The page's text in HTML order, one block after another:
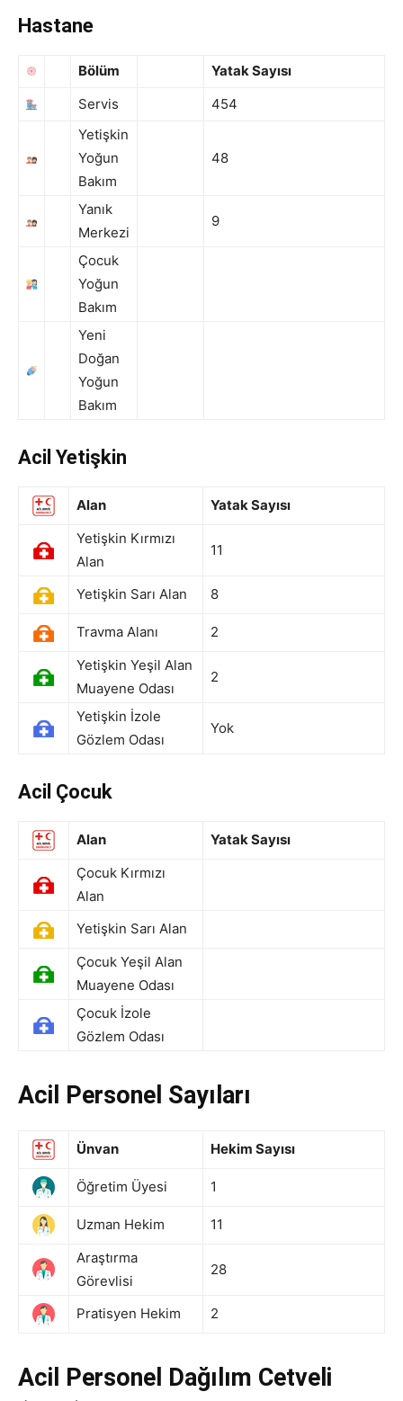
Hastane
Bölüm
Yatak Sayısı
Servis
454
Yetişkin
Yoğun
Bakım
48
Yanık
Merkezi
9
Çocuk
Yoğun
Bakım
Yeni
Doğan
Yoğun
Bakım
Acil Yetişkin
Alan
Yatak Sayısı
Yetişkin Kırmızı
Alan
11
Yetişkin Sarı Alan 8
Travma Alanı
2
Yetişkin Yeşil Alan
Muayene Odası
2
Yetişkin İzole
Gözlem Odası
Yok
Acil Çocuk
Alan
Yatak Sayısı
Çocuk Kırmızı
Alan
Yetişkin Sarı Alan
Çocuk Yeşil Alan
Muayene Odası
Çocuk İzole
Gözlem Odası
Acil Personel Sayıları
Ünvan Hekim Sayısı
Öğretim Üyesi 1
Uzman Hekim
11
Araştırma
Görevlisi
28
Pratisyen Hekim 2
Acil Personel Dağılım Cetveli